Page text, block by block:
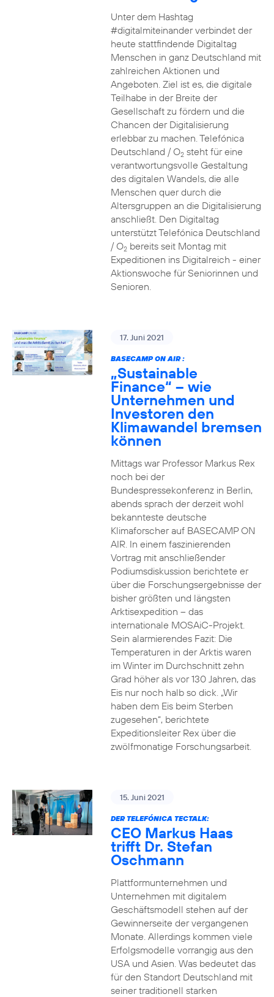
Unter dem Hashtag
#digitalmiteinander verbindet der
heute stattfindende Digitaltag
Menschen in ganz Deutschland mit
zahlreichen Aktionen und
Angeboten. Ziel ist es, die digitale
Teilhabe in der Breite der
Gesellschaft zu fördern und die
Chancen der Digitalisierung
erlebbar zu machen. Telefónica
Deutschland / O2steht für eine
verantwortungsvolle Gestaltung
des digitalen Wandels, die alle
Menschen quer durch die
Altersgruppen an die Digitalisierung
anschließt. Den Digitaltag
unterstützt Telefónica Deutschland
/ O2bereits seit Montag mit
Expeditionen ins Digitalreich - einer
Aktionswoche für Seniorinnen und
Senioren.
17. Juni 2021
BASECAMP ON AIR :
„Sustainable
Finance“ – wie
Unternehmen und
Investoren den
Klimawandel bremsen
können
Mittags war Professor Markus Rex
noch bei der
Bundespressekonferenz in Berlin,
abends sprach der derzeit wohl
bekannteste deutsche
Klimaforscher auf BASECAMP ON
AIR. In einem faszinierenden
Vortrag mit anschließender
Podiumsdiskussion berichtete er
über die Forschungsergebnisse der
bisher größten und längsten
Arktisexpedition – das
internationale MOSAiC-Projekt.
Sein alarmierendes Fazit: Die
Temperaturen in der Arktis waren
im Winter im Durchschnitt zehn
Grad höher als vor 130 Jahren, das
Eis nur noch halb so dick. „Wir
haben dem Eis beim Sterben
zugesehen“, berichtete
Expeditionsleiter Rex über die
zwölfmonatige Forschungsarbeit.
15. Juni 2021
DER TELEFÓNICA TECTALK:
CEO Markus Haas
trifft Dr. Stefan
Oschmann
Plattformunternehmen und
Unternehmen mit digitalem
Geschäftsmodell stehen auf der
Gewinnerseite der vergangenen
Monate. Allerdings kommen viele
Erfolgsmodelle vorrangig aus den
USA und Asien. Was bedeutet das
für den Standort Deutschland mit
seiner traditionell starken